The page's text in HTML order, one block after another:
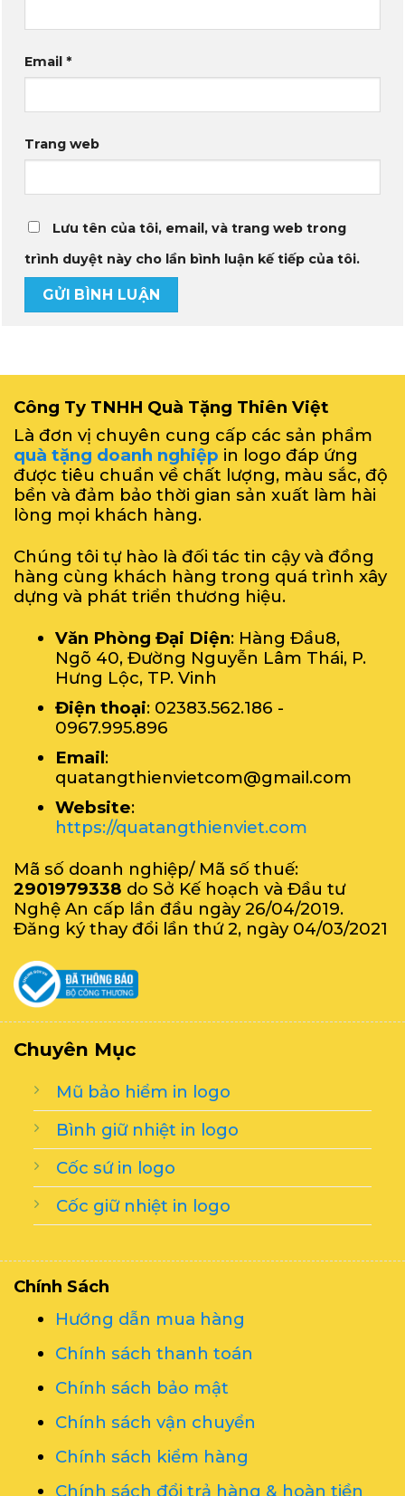
Email *
Trang web
Lưu tên của tôi, email, và trang web trong
trình duyệt này cho lần bình luận kế tiếp của tôi.
Công Ty TNHH Quà Tặng Thiên Việt
Là đơn vị chuyên cung cấp các sản phẩm
quà tặng doanh nghiệp in logo đáp ứng
được tiêu chuẩn về chất lượng, màu sắc, độ
bền và đảm bảo thời gian sản xuất làm hài
lòng mọi khách hàng.
Chúng tôi tự hào là đối tác tin cậy và đồng
hàng cùng khách hàng trong quá trình xây
dựng và phát triển thương hiệu.
Văn Phòng Đại Diện: Hàng Đầu8,
Ngõ 40, Đường Nguyễn Lâm Thái, P.
Hưng Lộc, TP. Vinh
Điện thoại: 02383.562.186 -
0967.995.896
Email:
quatangthienvietcom@gmail.com
Website:
https://quatangthienviet.com
Mã số doanh nghiệp/ Mã số thuế:
2901979338 do Sở Kế hoạch và Đầu tư
Nghệ An cấp lần đầu ngày 26/04/2019.
Đăng ký thay đổi lần thứ 2, ngày 04/03/2021
Chuyên Mục
Mũ bảo hiểm in logo
Bình giữ nhiệt in logo
Cốc sứ in logo
Cốc giữ nhiệt in logo
Chính Sách
Hướng dẫn mua hàng
Chính sách thanh toán
Chính sách bảo mật
Chính sách vận chuyển
Chính sách kiểm hàng
Chính sách đổi trả hàng & hoàn tiền